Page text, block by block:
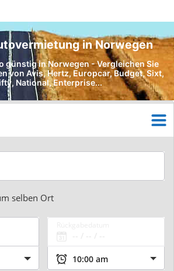
in Norwegen
günstig in Norwegen - Vergleichen Sie
von Avis, Hertz, Europcar, Budget, Sixt,
National, Enterprise...
selben Ort